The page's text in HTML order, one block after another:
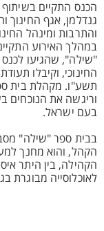
הכנס התקיים
גנדלמן, אגף החינוך
והתרבות ומינהל
במהלך האירוע
"שילה", שהגיעו לכנס
החינוכי, וקיבלו
תשע"ו. מקהלת בית
וריגשה את הנוכחים
בעם ישראל.
בבית ספר "שילה"
הקהל, והוא מחנך
הקהילה, בין היתר
לאוכלוסייה מבוגרת